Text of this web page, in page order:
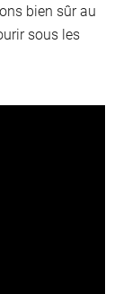
bien sûr au
sous les